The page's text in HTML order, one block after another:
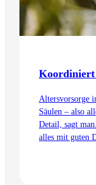
Koordiniert
Altersvorsorge
Säulen – also
Detail, sagt
alles mit guten